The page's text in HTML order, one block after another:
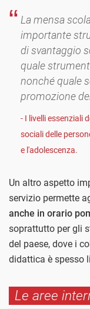
La mensa
importante
di svantaggio
quale
nonché quale
promozione
- I livelli essenziali
sociali delle
e l'adolescenza.
Un altro aspetto
servizio permette
anche in orario
soprattutto per gli
del paese, dove i
didattica è spesso
Le aree